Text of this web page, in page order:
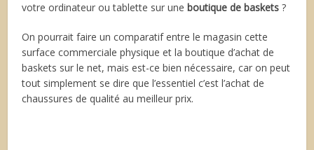
votre ordinateur ou tablette sur une boutique de baskets ?
On pourrait faire un comparatif entre le magasin cette
surface commerciale physique et la boutique d’achat de
baskets sur le net, mais est-ce bien nécessaire, car on peut
tout simplement se dire que l’essentiel c’est l’achat de
chaussures de qualité au meilleur prix.